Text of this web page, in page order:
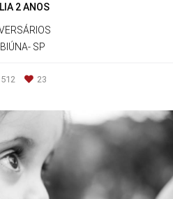
2 ANOS
IBIÚNA- SP
512 23